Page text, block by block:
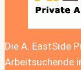
Die A. EastSide
Arbeitsuchende